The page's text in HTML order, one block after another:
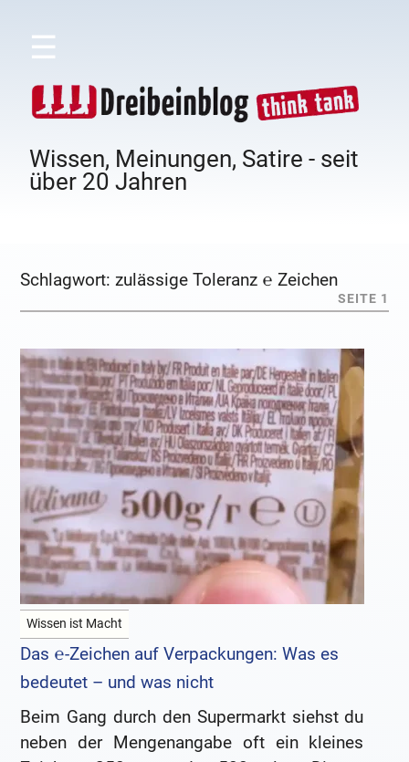
☰
Wissen, Meinungen, Satire - seit
über 20 Jahren
Schlagwort:zulässige Toleranz ℮ Zeichen
SEITE 1
Wissen ist Macht
Das ℮-Zeichen auf Verpackungen: Was es
bedeutet – und was nicht
Beim Gang durch den Supermarkt siehst du
neben der Mengenangabe oft ein kleines